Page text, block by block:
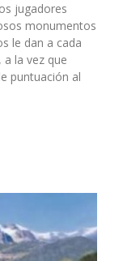
jugadores
monumentos
le dan a cada
la vez que
puntuación al